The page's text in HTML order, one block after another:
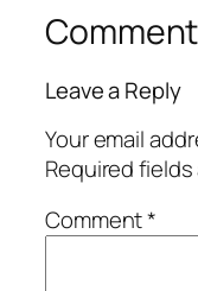
Leave a Reply
Your email
Required
Comment*